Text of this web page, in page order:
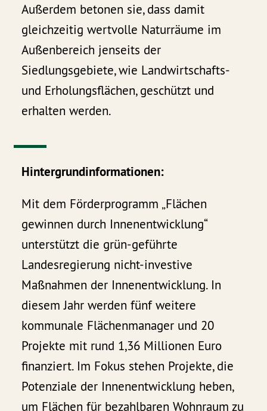
Außerdem betonen sie, dass damit
gleichzeitig wertvolle Naturräume im
Außenbereich jenseits der
Siedlungsgebiete, wie Landwirtschafts-
und Erholungsflächen, geschützt und
erhalten werden.
Hintergrundinformationen:
Mit dem Förderprogramm „Flächen
gewinnen durch Innenentwicklung“
unterstützt die grün-geführte
Landesregierung nicht-investive
Maßnahmen der Innenentwicklung. In
diesem Jahr werden fünf weitere
kommunale Flächenmanager und 20
Projekte mit rund 1,36 Millionen Euro
finanziert. Im Fokus stehen Projekte, die
Potenziale der Innenentwicklung heben,
um Flächen für bezahlbaren Wohnraum zu